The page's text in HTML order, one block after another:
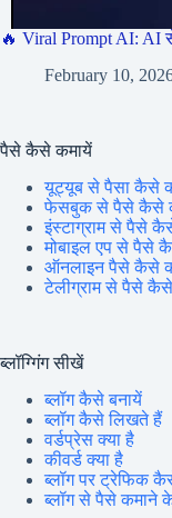
🔥 Viral Prompt AI: AI
February 10,
पैसे कैसे कमायें
यूट्यूब से पैसा कैसे
फेसबुक से पैसे कैसे
इंस्टाग्राम से पैसे
मोबाइल एप से पैसे
ऑनलाइन पैसे कैसे
टेलीग्राम से पैसे
ब्लॉग्गिंग सीखें
ब्लॉग कैसे बनायें
ब्लॉग कैसे लिखते हैं
वर्डप्रेस क्या है
कीवर्ड क्या है
ब्लॉग पर ट्रेफिक
ब्लॉग से पैसे कमाने